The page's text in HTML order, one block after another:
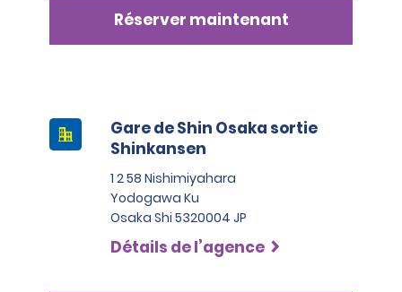
Réserver maintenant
Gare de Shin Osaka sortie
Shinkansen
1 2 58 Nishimiyahara
Yodogawa Ku
Osaka Shi 5320004 JP
Détails de l’agence